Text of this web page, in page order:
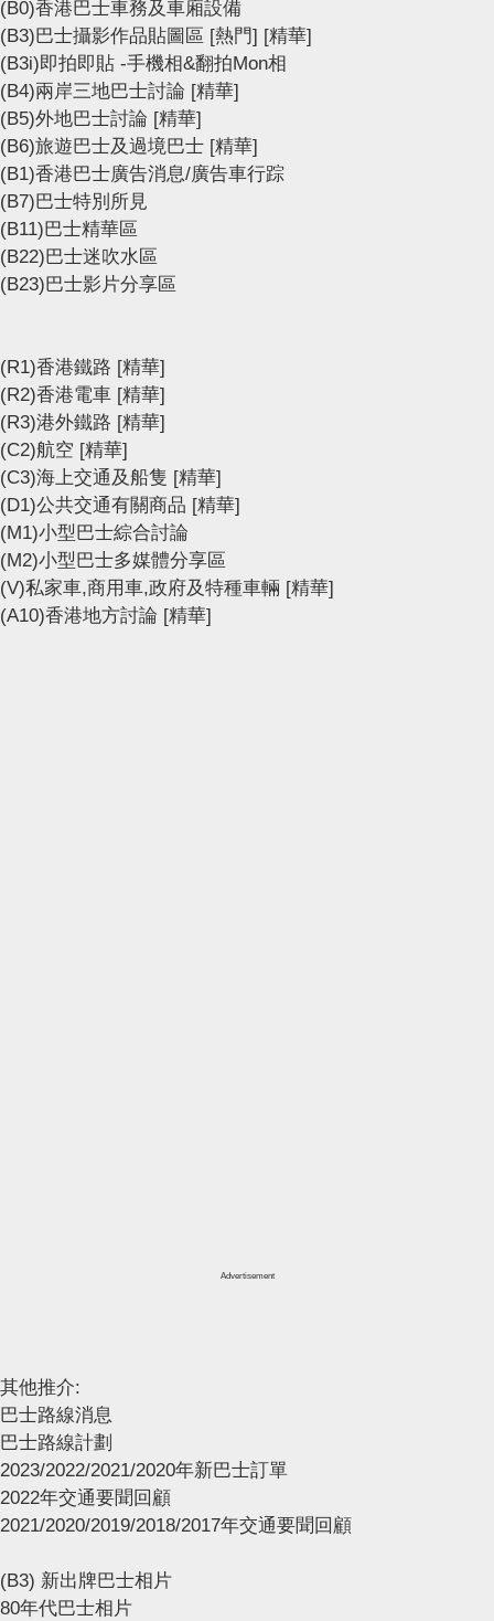
(B0)香港巴士車務及車廂設備
(B3)巴士攝影作品貼圖區 [熱門] [精華]
(B3i)即拍即貼 -手機相&翻拍Mon相
(B4)兩岸三地巴士討論 [精華]
(B5)外地巴士討論 [精華]
(B6)旅遊巴士及過境巴士 [精華]
(B1)香港巴士廣告消息/廣告車行踪
(B7)巴士特別所見
(B11)巴士精華區
(B22)巴士迷吹水區
(B23)巴士影片分享區
(R1)香港鐵路 [精華]
(R2)香港電車 [精華]
(R3)港外鐵路 [精華]
(C2)航空 [精華]
(C3)海上交通及船隻 [精華]
(D1)公共交通有關商品 [精華]
(M1)小型巴士綜合討論
(M2)小型巴士多媒體分享區
(V)私家車,商用車,政府及特種車輛 [精華]
(A10)香港地方討論 [精華]
Advertisement
其他推介:
巴士路線消息
巴士路線計劃
2023/2022/2021/2020年新巴士訂單
2022年交通要聞回顧
2021/2020/2019/2018/2017年交通要聞回顧
(B3) 新出牌巴士相片
80年代巴士相片